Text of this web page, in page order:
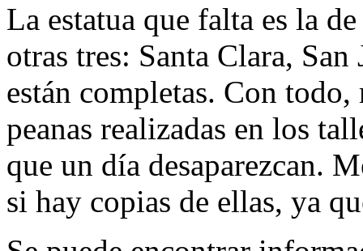
La estatua que falta es la
otras tres: Santa Clara,
están completas. Con
peanas realizadas en los
que un día desaparezcan.
si hay copias de ellas, ya